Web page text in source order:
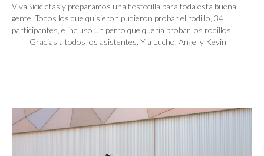
VivaBicicletas y preparamos una fiestecilla para toda esta buena
gente. Todos los que quisieron pudieron probar el rodillo, 34
participantes, e incluso un perro que quería probar los rodillos.
Gracias a todos los asistentes. Y a Lucho, Angel y Kevin